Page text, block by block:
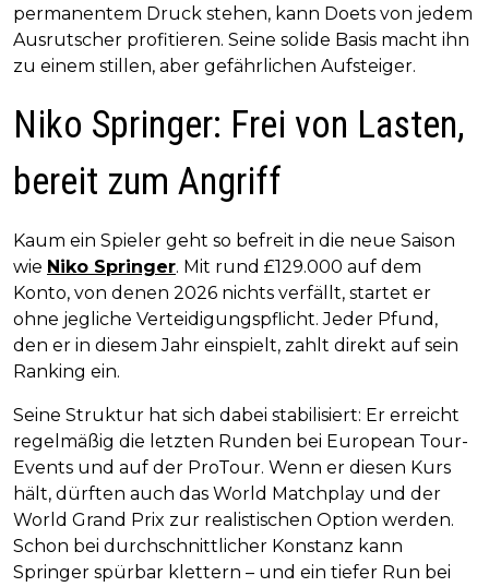
permanentem Druck stehen, kann Doets von jedem
Ausrutscher profitieren. Seine solide Basis macht ihn
zu einem stillen, aber gefährlichen Aufsteiger.
Niko Springer: Frei von Lasten,
bereit zum Angriff
Kaum ein Spieler geht so befreit in die neue Saison
wie Niko Springer. Mit rund £129.000 auf dem
Konto, von denen 2026 nichts verfällt, startet er
ohne jegliche Verteidigungspflicht. Jeder Pfund,
den er in diesem Jahr einspielt, zahlt direkt auf sein
Ranking ein.
Seine Struktur hat sich dabei stabilisiert: Er erreicht
regelmäßig die letzten Runden bei European Tour-
Events und auf der ProTour. Wenn er diesen Kurs
hält, dürften auch das World Matchplay und der
World Grand Prix zur realistischen Option werden.
Schon bei durchschnittlicher Konstanz kann
Springer spürbar klettern – und ein tiefer Run bei